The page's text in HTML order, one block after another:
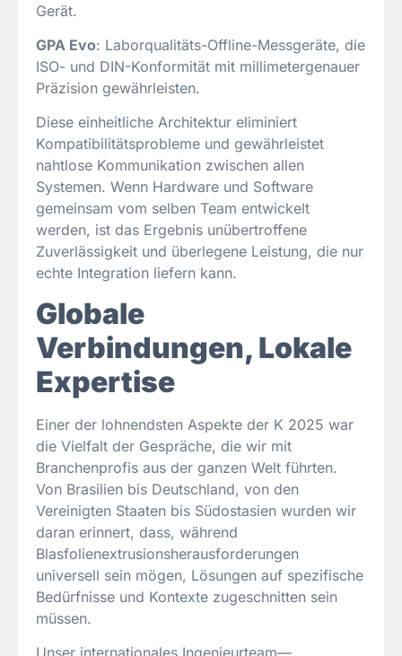
Gerät.
GPA Evo: Laborqualitäts-Offline-Messgeräte, die
ISO- und DIN-Konformität mit millimetergenauer
Präzision gewährleisten.
Diese einheitliche Architektur eliminiert
Kompatibilitätsprobleme und gewährleistet
nahtlose Kommunikation zwischen allen
Systemen. Wenn Hardware und Software
gemeinsam vom selben Team entwickelt
werden, ist das Ergebnis unübertroffene
Zuverlässigkeit und überlegene Leistung, die nur
echte Integration liefern kann.
Globale
Verbindungen, Lokale
Expertise
Einer der lohnendsten Aspekte der K 2025 war
die Vielfalt der Gespräche, die wir mit
Branchenprofis aus der ganzen Welt führten.
Von Brasilien bis Deutschland, von den
Vereinigten Staaten bis Südostasien wurden wir
daran erinnert, dass, während
Blasfolienextrusionsherausforderungen
universell sein mögen, Lösungen auf spezifische
Bedürfnisse und Kontexte zugeschnitten sein
müssen.